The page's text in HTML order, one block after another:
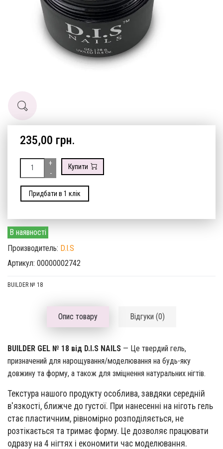
235,00 грн.
+
-
Купити
Придбати в 1 клік
В наявності
Производитель: D.I.S
Артикул: 00000002742
BUILDER № 18
Опис товару Відгуки (0)
BUILDER GEL № 18 від D.I.S NAILS — Це твердий гель,
призначений для нарощування/моделювання на будь-яку
довжину та форму, а також для зміцнення натуральних нігтів.
Текстура нашого продукту особлива, завдяки середній
в'язкості, ближче до густої. При нанесенні на ніготь гель
стає пластичним, рівномірно розподіляється, не
розтікається та тримає форму. Це дозволяє працювати
одразу на 4 нігтях і економити час моделювання.